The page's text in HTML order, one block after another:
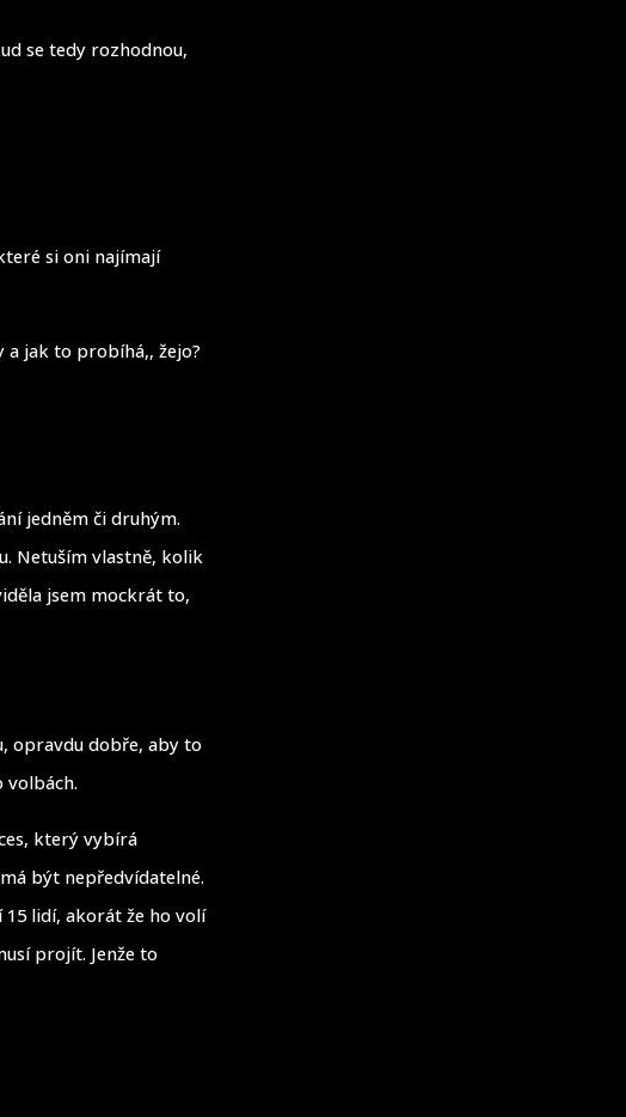
se tedy rozhodnou,
si oni najímají
a jak to probíhá,, žejo?
jedněm či druhým.
Netuším vlastně, kolik
jsem mockrát to,
opravdu dobře, aby to
volbách.
který vybírá
být nepředvídatelné.
lidí, akorát že ho volí
projít. Jenže to